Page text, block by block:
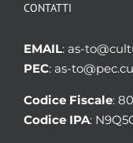
CONTATTI
EMAIL: as-
PEC: as-
Codice Fiscale:
Codice IPA: